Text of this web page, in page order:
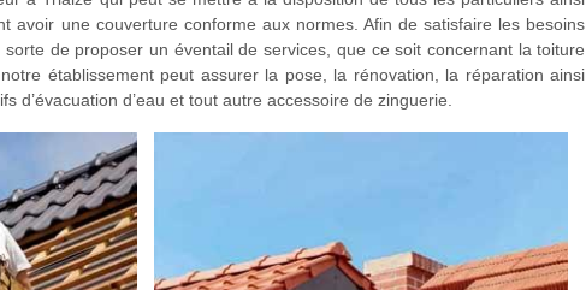
avoir une couverture conforme aux normes. Afin de satisfaire les besoins
de proposer un éventail de services, que ce soit concernant la toiture
établissement peut assurer la pose, la rénovation, la réparation ainsi
d’évacuation d’eau et tout autre accessoire de zinguerie.